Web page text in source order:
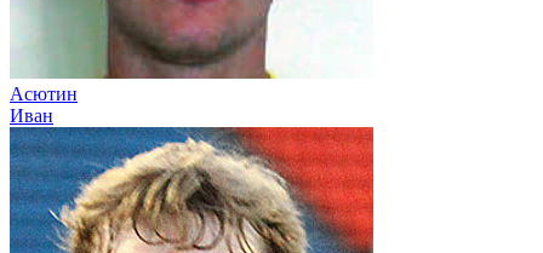
Асютин
Иван